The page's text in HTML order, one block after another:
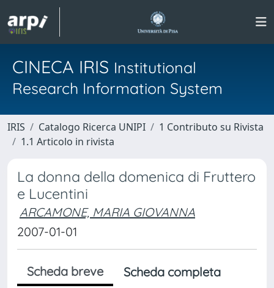
CINECA IRIS Institutional
Research Information System
IRIS Catalogo Ricerca UNIPI
1 Contributo su Rivista
1.1 Articolo in rivista
La donna della domenica di Fruttero
e Lucentini
ARCAMONE, MARIA GIOVANNA
2007-01-01
Scheda breve
Scheda completa